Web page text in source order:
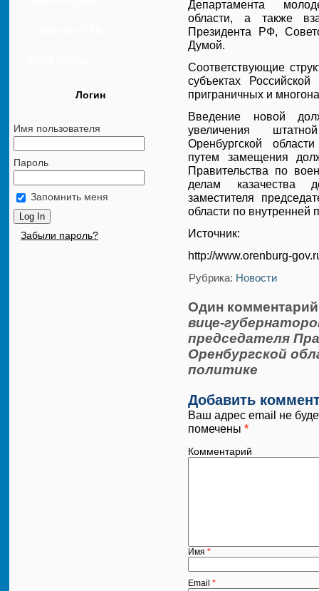
Логин
Имя пользователя
Пароль
Запомнить меня
Забыли пароль?
Департамента
области, а также
Президента РФ,
Думой.
Соответствующие
субъектах
приграничных и
Введение новой
увеличения
Оренбургской
путем замещения
Правительства по
делам казачества
заместителя
области по внутренней
Источник:
http://www.orenburg-
Рубрика: Новости
Один
вице-
председателя
Оренбургской
политике
Добавить
Ваш адрес email не
помечены *
Комментарий
Имя *
Email *